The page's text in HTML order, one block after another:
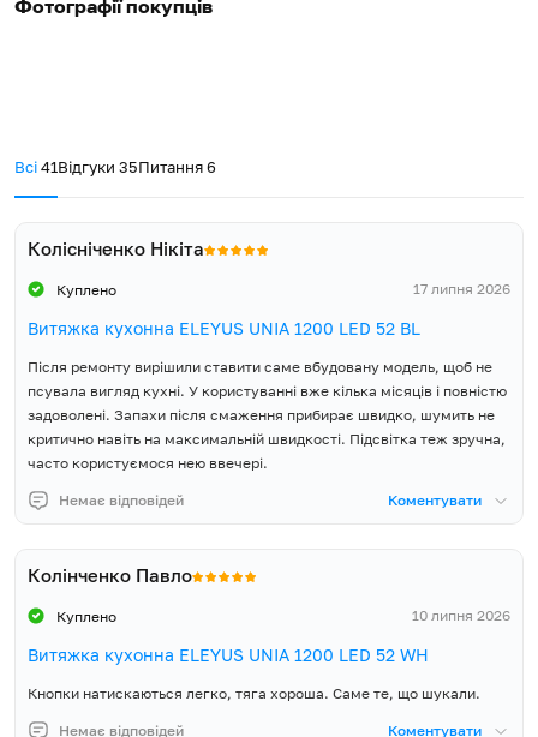
Гарантія, місяців
E15100 та виведіть повітропровід в простір кухні.
кожному регіоні України.
Фотографії покупців
Всі41Відгуки 35Питання6
Колісніченко Нікіта
Куплено 17 липня 2026
Витяжка кухонна ELEYUS UNIA 1200 LED 52 BL
Після ремонту вирішили ставити саме вбудовану модель, щоб не
псувала вигляд кухні. У користуванні вже кілька місяців і повністю
задоволені. Запахи після смаження прибирає швидко, шумить не
критично навіть на максимальній швидкості. Підсвітка теж зручна,
часто користуємося нею ввечері.
Немає відповідей Коментувати
Колінченко Павло
Куплено 10 липня 2026
Витяжка кухонна ELEYUS UNIA 1200 LED 52 WH
Кнопки натискаються легко, тяга хороша. Саме те, що шукали.
Немає відповідей Коментувати